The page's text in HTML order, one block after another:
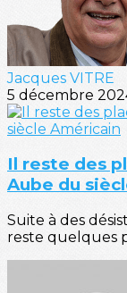
Jacques VITRE
5 décembre
Il reste des
Aube du
Suite à des
reste quelques